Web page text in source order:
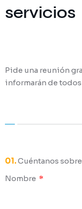
servicios
Pide una reunión
informarán de
01.Cuéntanos
Nombre